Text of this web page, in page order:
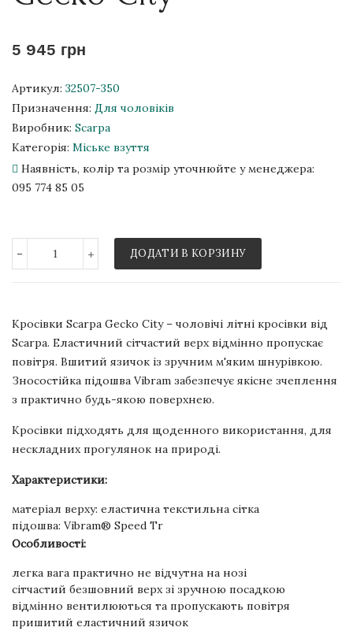
5 945 грн
Артикул: 32507-350
Призначення: Для чоловіків
Виробник: Scarpa
Категорія: Міське взуття
Наявність, колір та розмір уточнюйте у менеджера:
095 774 85 05
- + ДОДАТИ В КОРЗИНУ
Кросівки Scarpa Gecko City – чоловічі літні кросівки від
Scarpa. Еластичний сітчастий верх відмінно пропускає
повітря. Вшитий язичок із зручним м'яким шнурівкою.
Зносостійка підошва Vibram забезпечує якісне зчеплення
з практично будь-якою поверхнею.
Кросівки підходять для щоденного використання, для
нескладних прогулянок на природі.
Характеристики:
матеріал верху: еластична текстильна сітка
підошва: Vibram® Speed Tr
Особливості:
легка вага практично не відчутна на нозі
сітчастий безшовний верх зі зручною посадкою
відмінно вентилюються та пропускають повітря
пришитий еластичний язичок